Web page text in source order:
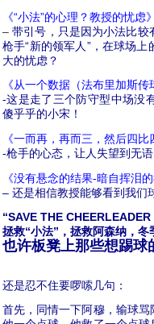
《“小法”的心理？教授的忧虑
–带引号，只是因为小法比
枪手“新的领军人”，在球场
大的忧虑？
《从一个数据（法布里加斯
-这是走了三个防守型中场没
傻乎乎的小宋！
《一而再，再而三，然后四
-枪手的心态，让人失望到无语
《没有悬念的结果-暗自挥泪
– 还是相信教授能够看到我们
“SAVE THE
拯救“小法”，拯救阿森纳，冬
也许板凳上那些想踢球
还是忍不住要啰嗦几句：
首先，同情一下阿穆，输球